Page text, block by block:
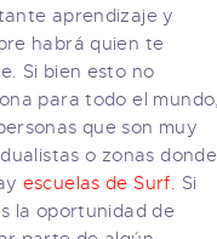
aprendizaje y
habrá quien te
Si bien esto no
para todo el mundo,
que son muy
o zonas donde
escuelas de Surf. Si
la oportunidad de